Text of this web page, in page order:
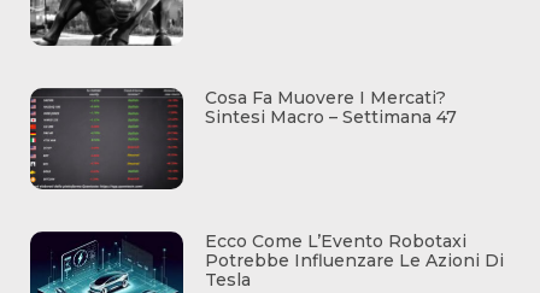
Cosa Fa Muovere I Mercati?
Sintesi Macro – Settimana 47
Ecco Come L’Evento Robotaxi
Potrebbe Influenzare Le Azioni Di
Tesla